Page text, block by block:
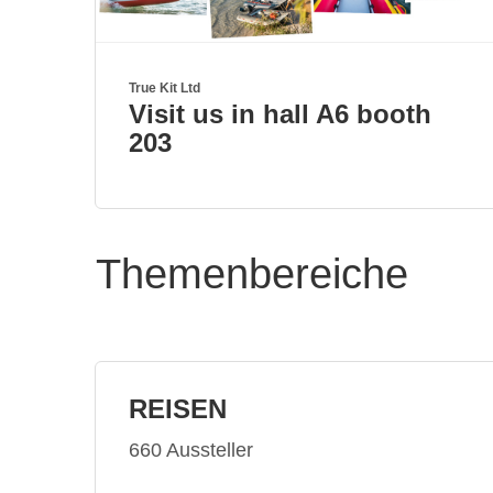
True Kit Ltd
Visit us in hall A6 booth
203
Themenbereiche
REISEN
660 Aussteller